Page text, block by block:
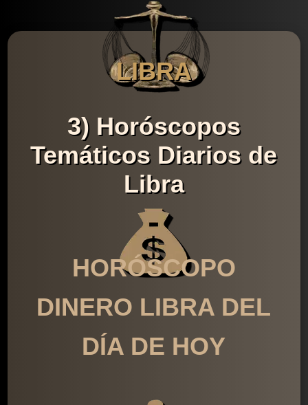
LIBRA
3) Horóscopos
Temáticos Diarios de
Libra
HORÓSCOPO
DINERO LIBRA DEL
DÍA DE HOY